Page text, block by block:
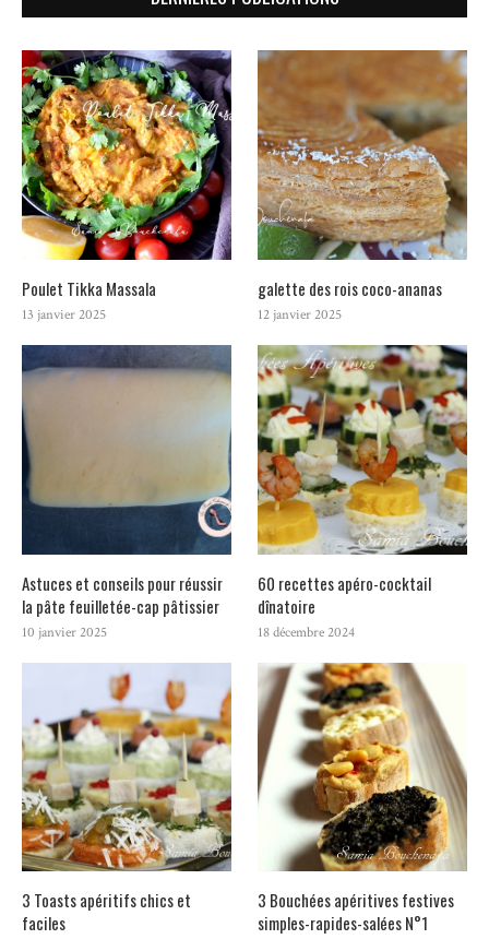
Poulet Tikka Massala
13 janvier 2025
galette des rois coco-ananas
12 janvier 2025
Astuces et conseils pour réussir
la pâte feuilletée-cap pâtissier
10 janvier 2025
60 recettes apéro-cocktail
dînatoire
18 décembre 2024
3 Toasts apéritifs chics et
faciles
3 Bouchées apéritives festives
simples-rapides-salées N°1